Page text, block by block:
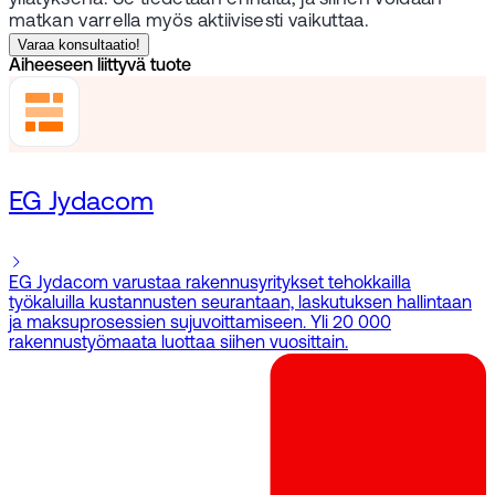
matkan varrella myös aktiivisesti vaikuttaa.
Varaa konsultaatio!
Aiheeseen liittyvä tuote
EG Jydacom
EG Jydacom varustaa rakennusyritykset tehokkailla
työkaluilla kustannusten seurantaan, laskutuksen hallintaan
ja maksuprosessien sujuvoittamiseen. Yli 20 000
rakennustyömaata luottaa siihen vuosittain.